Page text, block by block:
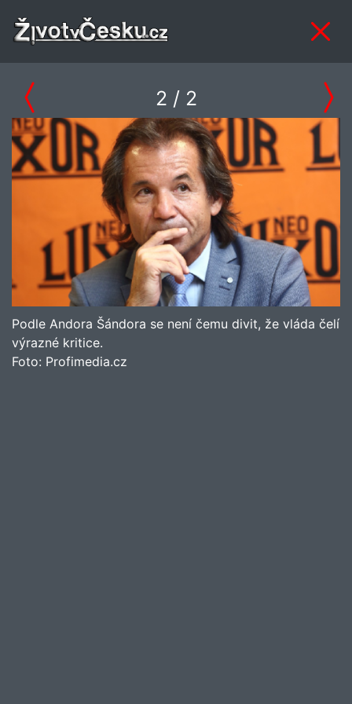
2 / 2
Podle Andora Šándora se není čemu divit, že vláda čelí
výrazné kritice.
Foto: Profimedia.cz